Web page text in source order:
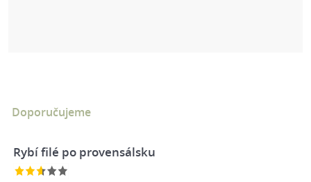
Doporučujeme
Rybí filé po provensálsku